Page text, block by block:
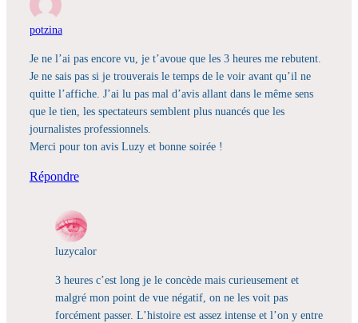
potzina
Je ne l’ai pas encore vu, je t’avoue que les 3 heures me rebutent.
Je ne sais pas si je trouverais le temps de le voir avant qu’il ne
quitte l’affiche. J’ai lu pas mal d’avis allant dans le même sens
que le tien, les spectateurs semblent plus nuancés que les
journalistes professionnels.
Merci pour ton avis Luzy et bonne soirée !
Répondre
luzycalor
3 heures c’est long je le concède mais curieusement et
malgré mon point de vue négatif, on ne les voit pas
forcément passer. L’histoire est assez intense et l’on y entre